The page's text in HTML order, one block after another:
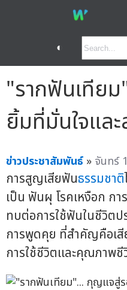
◐
"รากฟันเทีย
ยิ้มที่มั่นใจแล
ข่าวประชาสัมพันธ์ » จันทร์
การสูญเสียฟันธรรมชาติ
เป็น ฟันผุ โรคเหงือก ก
ทบต่อการใช้ฟันในชีวิตป
การพูดคุย ที่สำคัญคือเสี
การใช้ชีวิตและคุณภาพ